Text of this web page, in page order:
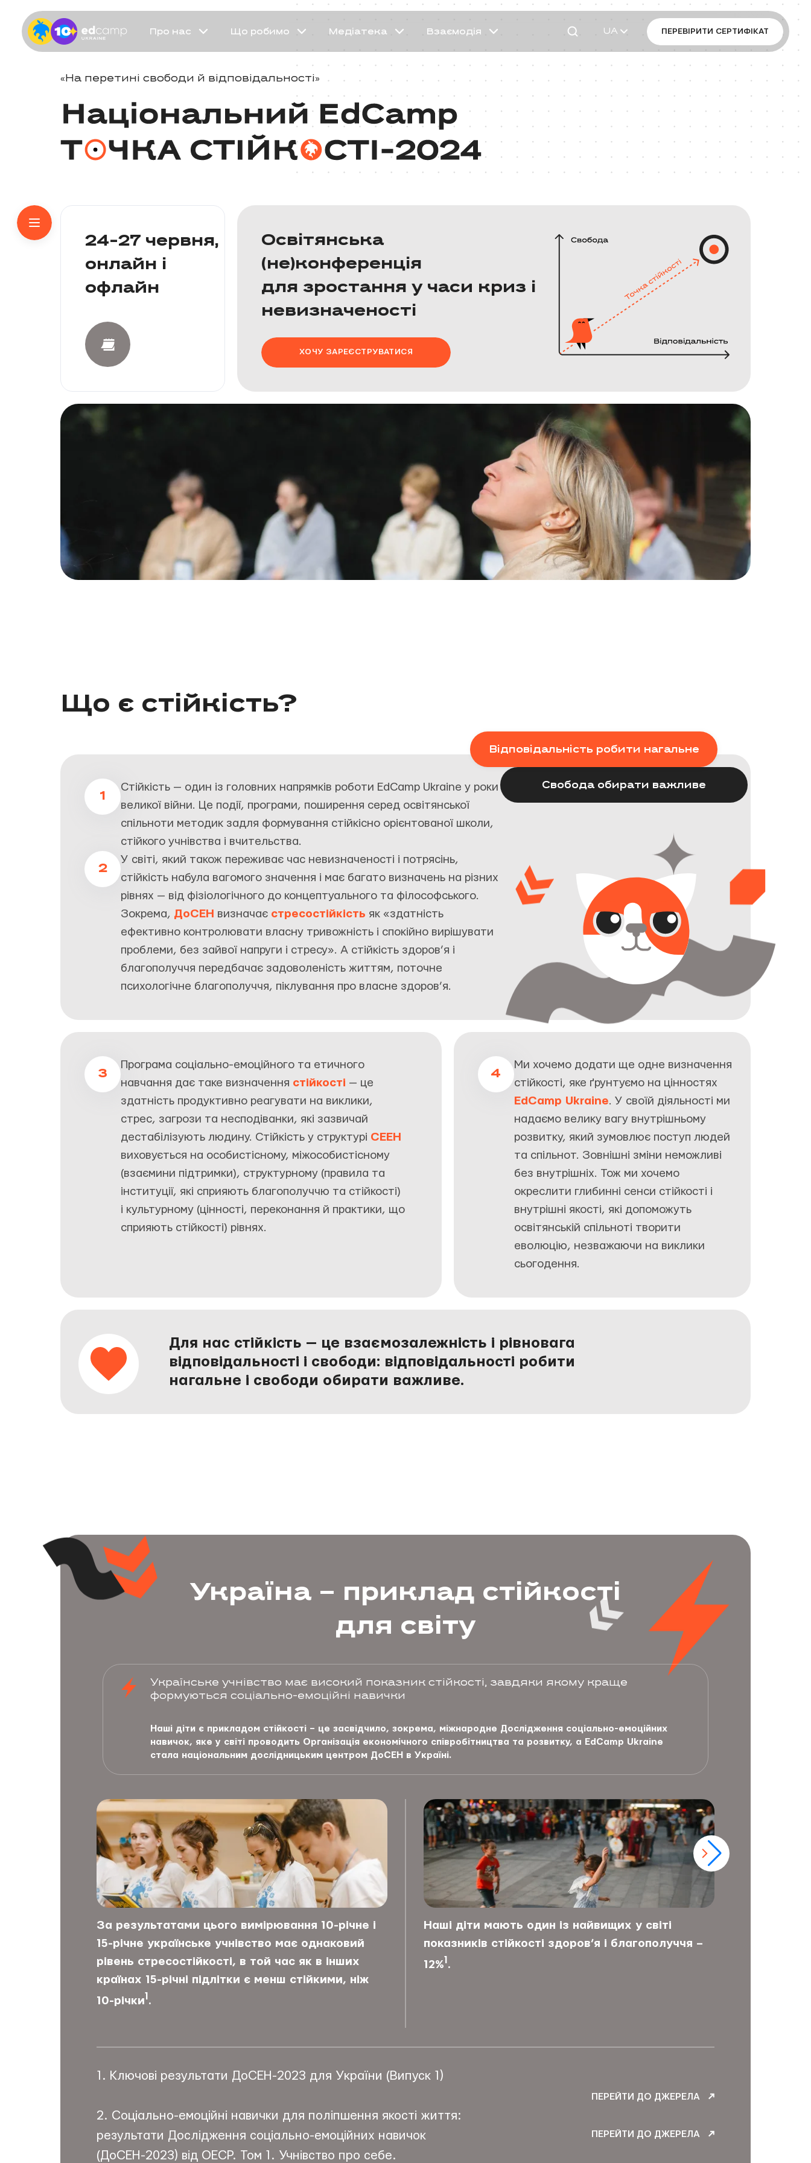
Про нас Що робимо Медіатека Взаємодія UA ПЕРЕВІРИТИ СЕРТИФІКАТ
«На перетині свободи й відповідальності»
24-27 червня,
онлайн і
офлайн
Освітянська
(не)конференція
для зростання у часи криз і
невизначеності
ХОЧУ ЗАРЕЄСТРУВАТИСЯ
Що є стійкість?
Відповідальність робити нагальне
Cвобода обирати важливе
1
Стійкість — один із головних напрямків роботи EdCamp Ukraine у роки
великої війни. Це події, програми, поширення серед освітянської
спільноти методик задля формування стійкісно орієнтованої школи,
стійкого учнівства і вчительства.
2
У світі, який також переживає час невизначеності і потрясінь,
стійкість набула вагомого значення і має багато визначень на різних
рівнях — від фізіологічного до концептуального та філософського.
Зокрема, ДоСЕН визначає стресостійкість як «здатність
ефективно контролювати власну тривожність і спокійно вирішувати
проблеми, без зайвої напруги і стресу». А стійкість здоров’я і
благополуччя передбачає задоволеність життям, поточне
психологічне благополуччя, піклування про власне здоров’я.
3
Програма соціально-емоційного та етичного
навчання дає таке визначення стійкості — це
здатність продуктивно реагувати на виклики,
стрес, загрози та несподіванки, які зазвичай
дестабілізують людину. Стійкість у структурі СЕЕН
виховується на особистісному, міжособистісному
(взаємини підтримки), структурному (правила та
інституції, які сприяють благополуччю та стійкості)
і культурному (цінності, переконання й практики, що
сприяють стійкості) рівнях.
4
Ми хочемо додати ще одне визначення
стійкості, яке ґрунтуємо на цінностях
EdCamp Ukraine. У своїй діяльності ми
надаємо велику вагу внутрішньому
розвитку, який зумовлює поступ людей
та спільнот. Зовнішні зміни неможливі
без внутрішніх. Тож ми хочемо
окреслити глибинні сенси стійкості і
внутрішні якості, які допоможуть
освітянській спільноті творити
еволюцію, незважаючи на виклики
сьогодення.
Для нас стійкість — це взаємозалежність і рівновага
відповідальності і свободи: відповідальності робити
нагальне і свободи обирати важливе.
Україна – приклад стійкості
для світу
Українське учнівство має високий показник стійкості, завдяки якому краще
формуються соціально-емоційні навички
Наші діти є прикладом стійкості – це засвідчило, зокрема, міжнародне Дослідження соціально-емоційних
навичок, яке у світі проводить Організація економічного співробітництва та розвитку, а EdCamp Ukraine
стала національним дослідницьким центром ДоСЕН в Україні.
За результатами цього вимірювання 10-річне і
15-річне українське учнівство має однаковий
рівень стресостійкості, в той час як в інших
країнах 15-річні підлітки є менш стійкими, ніж
10-річки1 .
Наші діти мають один із найвищих у світі
показників стійкості здоров’я і благополуччя –
12%1 .
1. Ключові результати ДоСЕН-2023 для України (Випуск 1)
2. Соціально-емоційні навички для поліпшення якості життя:
результати Дослідження соціально-емоційних навичок
(ДоСЕН-2023) від ОЕСР. Том 1. Учнівство про себе.
ПЕРЕЙТИ ДО ДЖЕРЕЛА
ПЕРЕЙТИ ДО ДЖЕРЕЛА